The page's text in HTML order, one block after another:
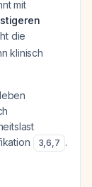
mit
die
klinisch
3,6,7 .